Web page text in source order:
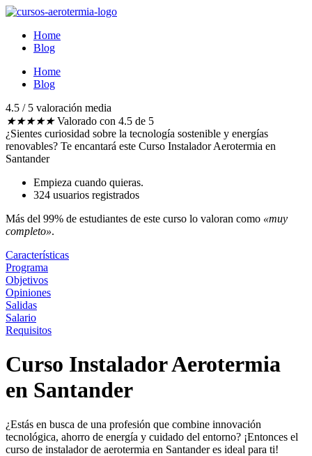
Ir
contenidoHome
Blog
Home
Blog
4.5 / 5 valoración media​
★★★★★ Valorado con 4.5 de 5
¿Sientes curiosidad sobre la tecnología sostenible y energías
renovables? Te encantará este Curso Instalador Aerotermia en
Santander
Empieza cuando quieras.
324 usuarios registrados
Más del 99% de estudiantes de este curso lo valoran como «muy
completo».
Características
Programa
Objetivos
Opiniones
Salidas
Salario
Requisitos
Curso Instalador Aerotermia
en Santander
¿Estás en busca de una profesión que combine innovación
tecnológica, ahorro de energía y cuidado del entorno? ¡Entonces el
curso de instalador de aerotermia en Santander es ideal para ti!